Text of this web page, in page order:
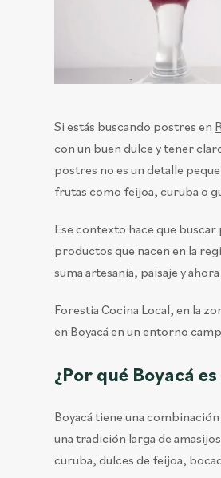
Si estás buscando postres en
con un buen dulce y tener
postres no es un detalle
frutas como feijoa, curuba o
Ese contexto hace que
productos que nacen en la
suma artesanía, paisaje y
Forestia Cocina Local, en la
en Boyacá en un entorno
¿Por qué Boyacá
Boyacá tiene una
una tradición larga de
curuba, dulces de feijoa,